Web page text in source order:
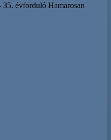
35. évforduló Hamarosan